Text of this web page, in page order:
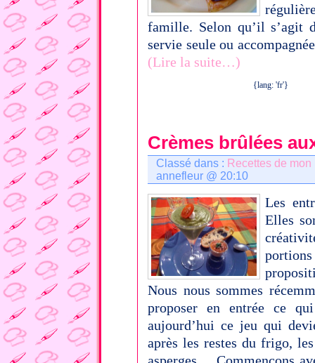
famille. Selon qu’il s’agit
servie seule ou
(Lire la suite…)
{lang: 'fr'}
Crèmes brûlées
Classé dans : Recettes de mon
annefleur @ 20:10
Les
Elles
Nous nous sommes
proposer en entrée ce
aujourd’hui ce jeu qui
après les restes du frigo,